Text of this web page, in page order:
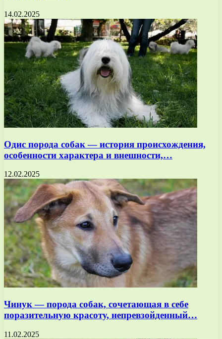
14.02.2025
Одис порода собак — история происхождения,
особенности характера и внешности,…
12.02.2025
Чинук — порода собак, сочетающая в себе
поразительную красоту, непревзойденный…
11.02.2025